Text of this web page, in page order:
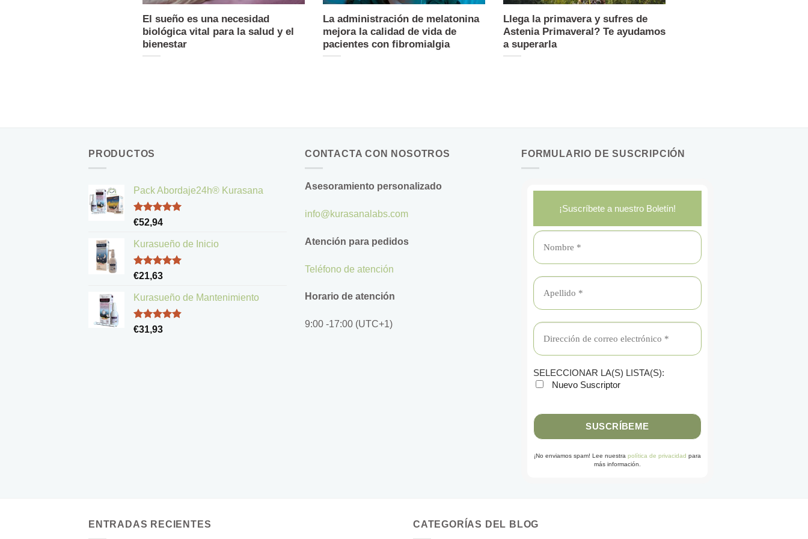
El sueño es una necesidad
biológica vital para la salud y el
bienestar
La administración de melatonina
mejora la calidad de vida de
pacientes con fibromialgia
Llega la primavera y sufres de
Astenia Primaveral? Te ayudamos
a superarla
PRODUCTOS
Pack Abordaje24h® Kurasana
Valorado
de 5
€52,94
Kurasueño de Inicio
Valorado
de 5
€21,63
Kurasueño de Mantenimiento
Valorado
€31,93
CONTACTA CON NOSOTROS
Asesoramiento personalizado
info@kurasanalabs.com
Atención para pedidos
Teléfono de atención
Horario de atención
9:00 -17:00 (UTC+1)
FORMULARIO DE SUSCRIPCIÓN
¡Suscríbete a nuestro Boletín!
SELECCIONAR LA(S) LISTA(S):
Nuevo Suscriptor
¡No enviamos spam! Lee nuestra política de privacidad para
más información.
ENTRADAS RECIENTES CATEGORÍAS DEL BLOG